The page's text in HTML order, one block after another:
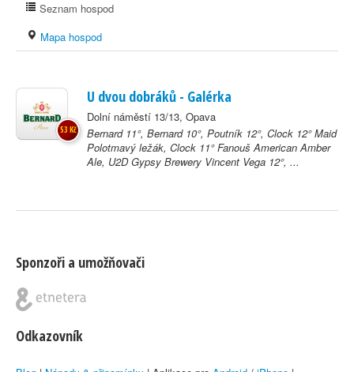
Seznam hospod
Mapa hospod
U dvou dobráků - Galérka
Dolní náměstí 13/13, Opava
Bernard 11°, Bernard 10°, Poutník 12°, Clock 12° Maid
Polotmavý ležák, Clock 11° Fanouš American Amber
Ale, U2D Gypsy Brewery Vincent Vega 12°, ...
53 Kč
Sponzoři a umožňovači
Odkazovník